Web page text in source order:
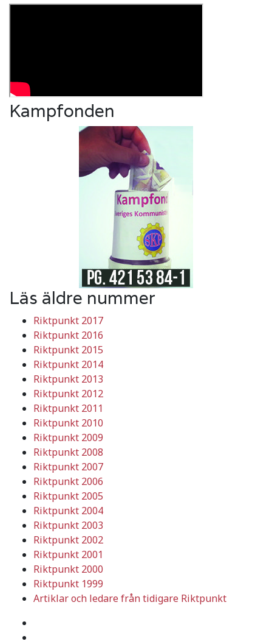
Kampfonden
Läs äldre nummer
Riktpunkt 2017
Riktpunkt 2016
Riktpunkt 2015
Riktpunkt 2014
Riktpunkt 2013
Riktpunkt 2012
Riktpunkt 2011
Riktpunkt 2010
Riktpunkt 2009
Riktpunkt 2008
Riktpunkt 2007
Riktpunkt 2006
Riktpunkt 2005
Riktpunkt 2004
Riktpunkt 2003
Riktpunkt 2002
Riktpunkt 2001
Riktpunkt 2000
Riktpunkt 1999
Artiklar och ledare från tidigare Riktpunkt